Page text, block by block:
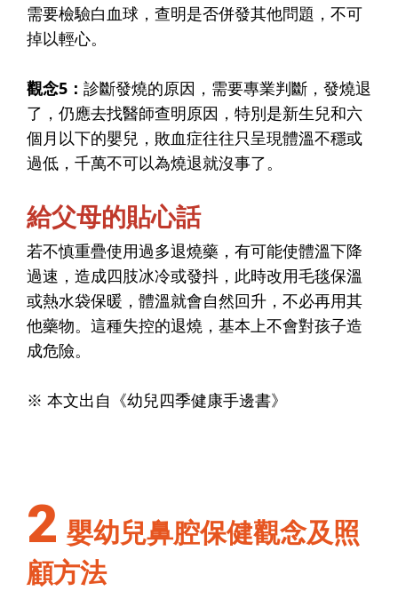
需要檢驗白血球，查明是否併發其他問題，不可
掉以輕心。
觀念5 ： 診斷發燒的原因，需要專業判斷，發燒退
了，仍應去找醫師查明原因，特別是新生兒和六
個月以下的嬰兒，敗血症往往只呈現體溫不穩或
過低，千萬不可以為燒退就沒事了。
給父母的貼心話
若不慎重疊使用過多退燒藥，有可能使體溫下降
過速，造成四肢冰冷或發抖，此時改用毛毯保溫
或熱水袋保暖，體溫就會自然回升，不必再用其
他藥物。這種失控的退燒，基本上不會對孩子造
成危險。
※ 本文出自《幼兒四季健康手邊書》
2 嬰幼兒鼻腔保健觀念及照
顧方法